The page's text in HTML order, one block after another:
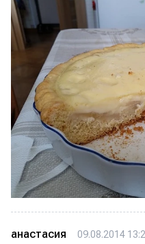
анастасия 09.08.2014